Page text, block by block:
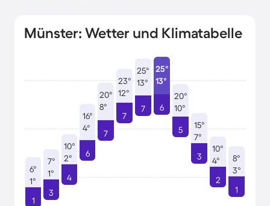
Münster: Wetter und Klimatabelle
6°
1°
1
7°
1°
3
10°
2°
4
16°
4°
6
20°
8°
7
23°
12°
7
25°
13°
7
25°
13°
6
20°
10°
5
15°
7°
3
10°
4°
2
8°
3°
1